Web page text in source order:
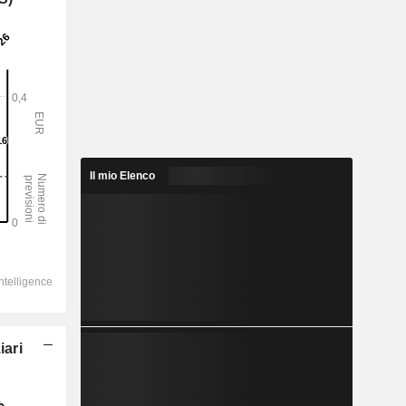
Il mio Elenco